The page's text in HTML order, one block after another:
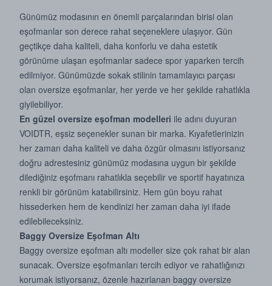
Günümüz modasının en önemli parçalarından birisi olan
eşofmanlar son derece rahat seçeneklere ulaşıyor. Gün
geçtikçe daha kaliteli, daha konforlu ve daha estetik
görünüme ulaşan eşofmanlar sadece spor yaparken tercih
edilmiyor. Günümüzde sokak stilinin tamamlayıcı parçası
olan oversize eşofmanlar, her yerde ve her şekilde rahatlıkla
giyilebiliyor.
En güzel oversize eşofman modelleri ile adını duyuran
VOIDTR, eşsiz seçenekler sunan bir marka. Kıyafetlerinizin
her zaman daha kaliteli ve daha özgür olmasını istiyorsanız
doğru adrestesiniz günümüz modasına uygun bir şekilde
dilediğiniz eşofmanı rahatlıkla seçebilir ve sportif hayatınıza
renkli bir görünüm katabilirsiniz. Hem gün boyu rahat
hissederken hem de kendinizi her zaman daha iyi ifade
edilebileceksiniz.
Baggy Oversize Eşofman Altı
Baggy oversize eşofman altı modeller size çok rahat bir alan
sunacak. Oversize eşofmanları tercih ediyor ve rahatlığınızı
korumak istiyorsanız, özenle hazırlanan baggy oversize